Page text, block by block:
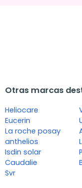
Otras marcas
Heliocare
Eucerin
La roche posay
anthelios
Isdin solar
Caudalie
Svr